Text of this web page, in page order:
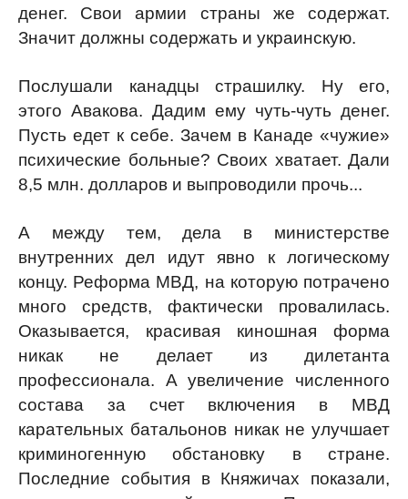
денег. Свои армии страны же содержат.
Значит должны содержать и украинскую.
Послушали канадцы страшилку. Ну его,
этого Авакова. Дадим ему чуть-чуть денег.
Пусть едет к себе. Зачем в Канаде «чужие»
психические больные? Своих хватает. Дали
8,5 млн. долларов и выпроводили прочь...
А между тем, дела в министерстве
внутренних дел идут явно к логическому
концу. Реформа МВД, на которую потрачено
много средств, фактически провалилась.
Оказывается, красивая киношная форма
никак не делает из дилетанта
профессионала. А увеличение численного
состава за счет включения в МВД
карательных батальонов никак не улучшает
криминогенную обстановку в стране.
Последние события в Княжичах показали,